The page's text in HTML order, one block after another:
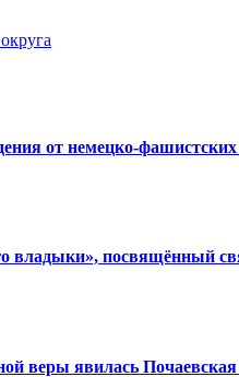
от немецко-фашистских
владыки», посвящённый
веры явилась